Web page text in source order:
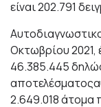
είναι 202.791
Οκτωβρίου 2021,
46.385.445
2.649.018 άτομα